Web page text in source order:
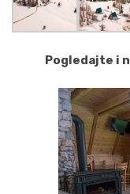
Pogledajte i